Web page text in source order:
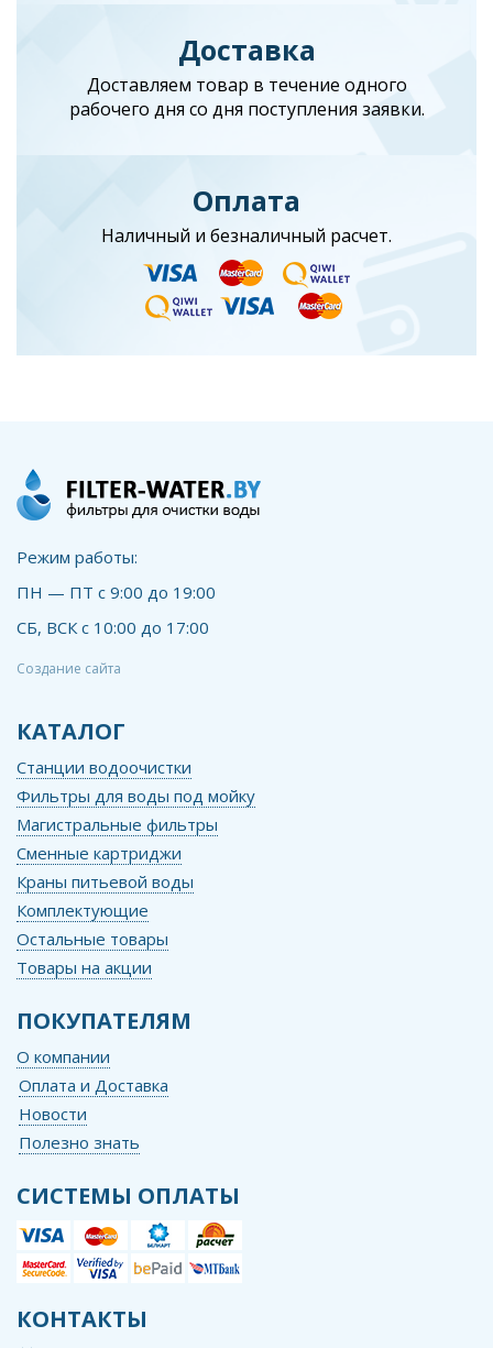
Доставка
Доставляем товар в течение одного
рабочего дня со дня поступления заявки.
Оплата
Наличный и безналичный расчет.
Режим работы:
ПН — ПТ с 9:00 до 19:00
СБ, ВСК с 10:00 до 17:00
Создание сайта
КАТАЛОГ
Станции водоочистки
Фильтры для воды под мойку
Магистральные фильтры
Сменные картриджи
Краны питьевой воды
Комплектующие
Остальные товары
Товары на акции
ПОКУПАТЕЛЯМ
О компании
Оплата и Доставка
Новости
Полезно знать
СИСТЕМЫ ОПЛАТЫ
КОНТАКТЫ